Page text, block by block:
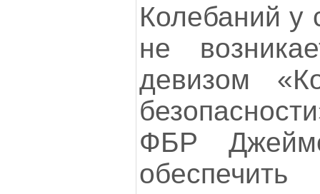
Колебаний у
не
девизом
ФБР
обеспечить